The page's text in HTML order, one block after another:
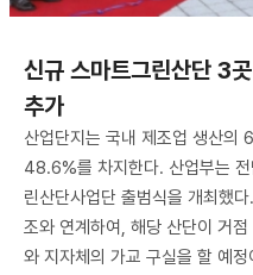
신규 스마트그린산단 3
추가
산업단지는 국내 제조업 생산의
48.6%를 차지한다. 산업부는
린산단사업단 출범식을 개최했
조와 연계하여, 해당 산단이 거
와 지자체의 가교 구실을 할 예